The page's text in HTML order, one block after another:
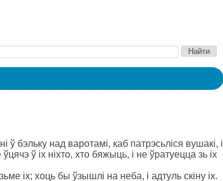
ў бэльку над варотамі, каб патрэсьліся вушакі, і
ў іх ніхто, хто бяжыць, і не ўратуецца зь іх
іх; хоць бы ўзышлі на неба, і адтуль скіну іх.